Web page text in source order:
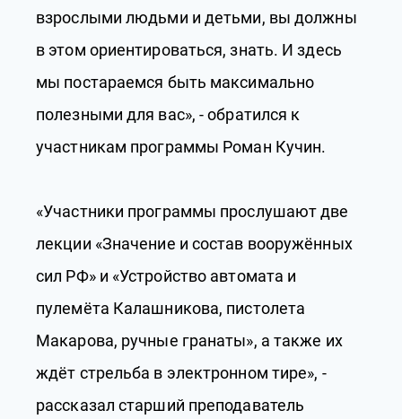
взрослыми людьми и детьми, вы должны
в этом ориентироваться, знать. И здесь
мы постараемся быть максимально
полезными для вас», - обратился к
участникам программы Роман Кучин.
«Участники программы прослушают две
лекции «Значение и состав вооружённых
сил РФ» и «Устройство автомата и
пулемёта Калашникова, пистолета
Макарова, ручные гранаты», а также их
ждёт стрельба в электронном тире», -
рассказал старший преподаватель